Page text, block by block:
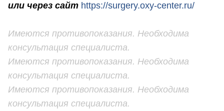
или через сайт https://surgery.oxy-center.ru/
Имеются противопоказания. Необходима
консультация специалиста.
Имеются противопоказания. Необходима
консультация специалиста.
Имеются противопоказания. Необходима
консультация специалиста.